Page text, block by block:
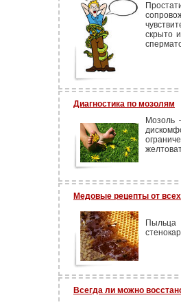
скрыто
Диагностика по мозолям
Мозоль
Медовые рецепты от
Пыльца
Всегда ли можно